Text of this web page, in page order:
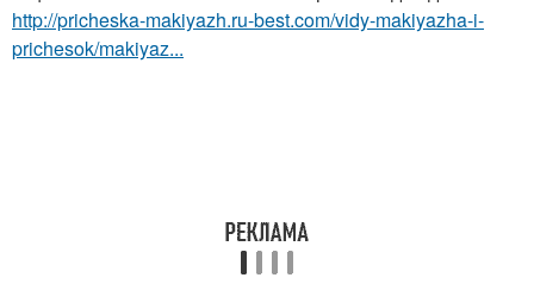
http://pricheska-makiyazh.ru-best.com/vidy-makiyazha-i-
prichesok/makiyaz...